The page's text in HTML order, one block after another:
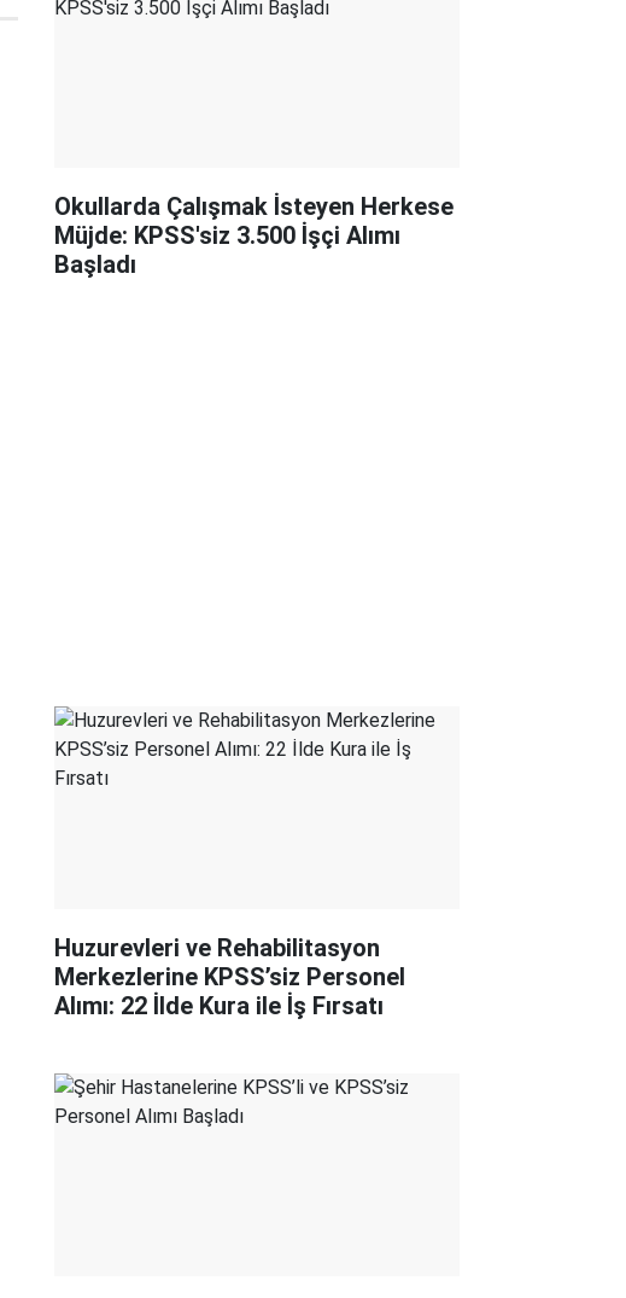
Okullarda Çalışmak İsteyen Herkese
Müjde: KPSS'siz 3.500 İşçi Alımı
Başladı
Huzurevleri ve Rehabilitasyon
Merkezlerine KPSS’siz Personel
Alımı: 22 İlde Kura ile İş Fırsatı